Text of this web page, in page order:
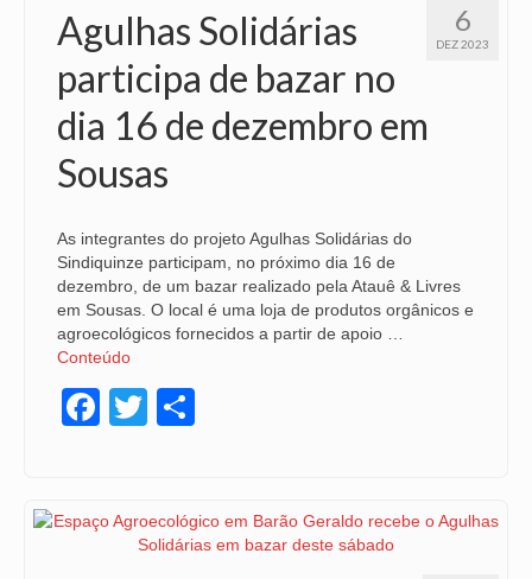
6
DEZ 2023
Agulhas Solidárias
participa de bazar no
dia 16 de dezembro em
Sousas
As integrantes do projeto Agulhas Solidárias do
Sindiquinze participam, no próximo dia 16 de
dezembro, de um bazar realizado pela Atauê & Livres
em Sousas. O local é uma loja de produtos orgânicos e
agroecológicos fornecidos a partir de apoio …
Conteúdo
Facebook
Twitter